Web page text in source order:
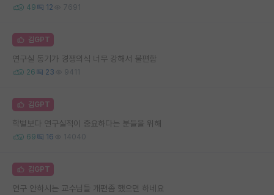
49 12 7691
김GPT
연구실 동기가 경쟁의식 너무 강해서 불편함
26 23 9411
김GPT
학벌보다 연구실적이 중요하다는 분들을 위해
69 16 14040
김GPT
연구 안하시는 교수님들 개편좀 했으면 하네요